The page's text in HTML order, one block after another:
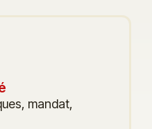
mandat,